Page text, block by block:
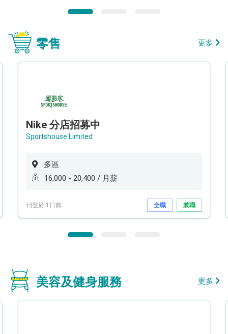
零售 更多
Nike 分店招募中
Sportshouse Limited
多區
16,000 - 20,400 / 月薪
刊登於 1日前 全職 兼職
美容及健身服務 更多